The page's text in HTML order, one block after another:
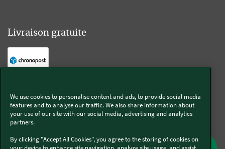
Livraison gratuite
Suivez-nous
Kobold
We use cookies to personalise content and ads, to provide social media
features and to analyse our traffic. We also share information about
your use of our site with our social media, advertising and analytics
partners.
By clicking "Accept All Cookies", you agree to the storing of cookies on